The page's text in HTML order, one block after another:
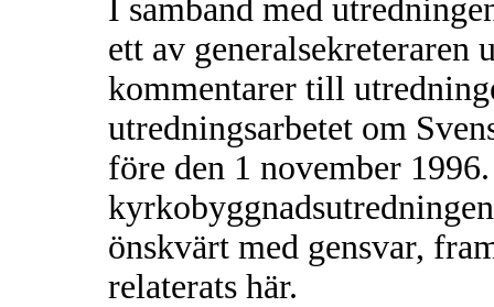
I samband med
ett av generalsekreteraren
kommentarer till
utredningsarbetet om
före den 1 november
önskvärt med gensvar,
relaterats här.